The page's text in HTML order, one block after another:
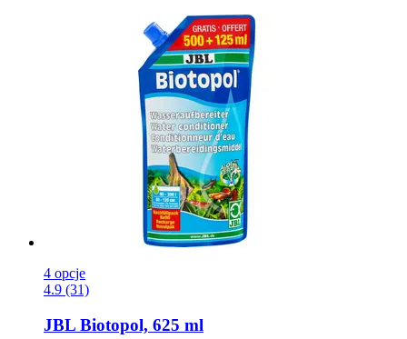
4 opcje
4.9 (31)
JBL Biotopol, 625 ml